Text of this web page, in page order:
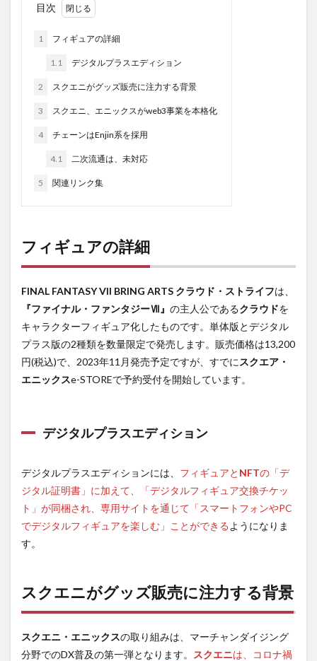
目次
1 フィギュアの詳細
1.1 デジタルプラスエディション
2 スクエニがグッズ販売に注力する背景
3 スクエニ、エニックスがweb3事業を本格化
4 チェーンはEnjin系を採用
4.1 二次流通は、未対応
5 関連リンク集
フィギュアの詳細
FINAL FANTASY VII BRING ARTS クラウド・ストライフは、
『ファイナル・ファンタジーⅦ』 の主人公であるクラウドを
キャラクターフィギュア化したものです。単体版とデジタル
プラス版の2種類を数量限定で発売します。販売価格は13,200
円(税込)で、2023年11月発売予定ですが、すでに スクエア・
エニックスe-STOREで予約受付を開始しています。
デジタルプラスエディション
デジタルプラスエディションには、 フィギュアと NFTの「デ
ジタル証明書」に加えて、「デジタルフィギュア交換チケッ
ト」が同梱され、専用サイトを通じて「スマートフォンやPC
でデジタルフィギュアを楽しむ」ことができる ようになりま
す。
スクエニがグッズ販売に注力する背景
スクエニ・エニックスの取り組みは、マーチャンダイジング
分野でのDX普及の第一弾となります。
スクエニは、コロナ禍